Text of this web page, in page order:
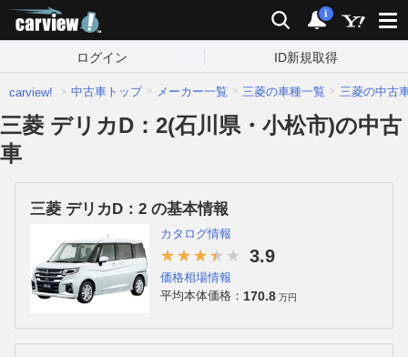
検索 通知
i
ログイン ID新規取得
carview! 中古車トップ メーカー一覧 三菱の車種一覧 三菱の中古
三菱 デリカD：2(石川県・小松市)の中古
車
三菱 デリカD：2 の基本情報
カタログ情報
3.9
価格相場情報
平均本体価格： 170.8 万円